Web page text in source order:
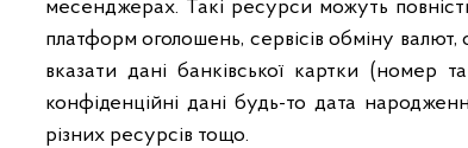
месенджерах. Такі ресурси можуть
платформ оголошень, сервісів обміну
вказати дані банківської картки (номер
конфіденційні дані будь-то дата
різних ресурсів тощо.